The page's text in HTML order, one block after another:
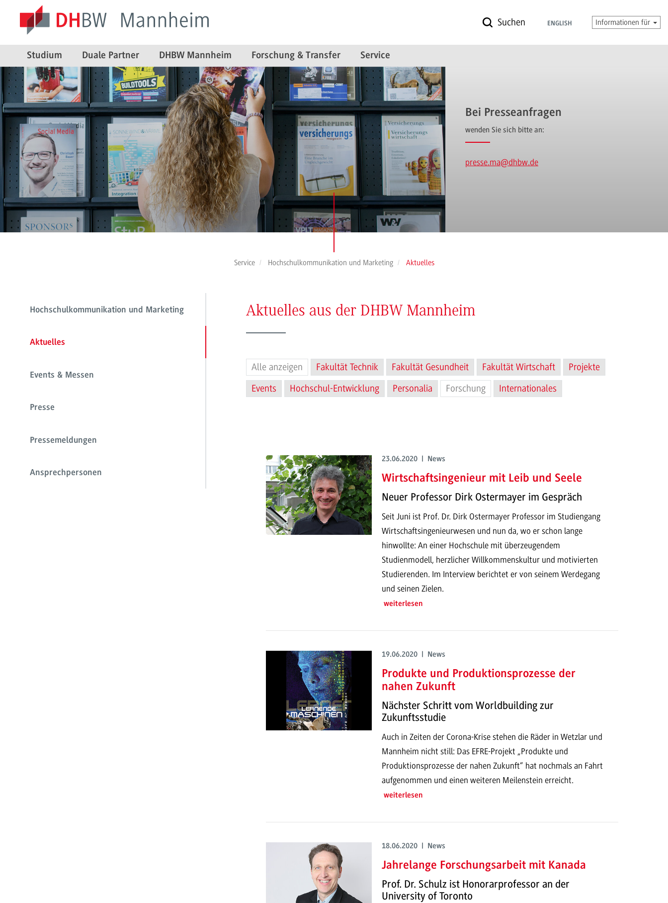
Suchen ENGLISH Informationen für
Studium Duale Partner DHBW Mannheim Forschung & Transfer Service
Bei Presseanfragen
wenden Sie sich bitte an:
presse.ma@dhbw.de
Service Hochschulkommunikation und Marketing Aktuelles
Hochschulkommunikation und Marketing
Aktuelles
Events & Messen
Presse
Pressemeldungen
Ansprechpersonen
Aktuelles aus der DHBW Mannheim
Alle anzeigen Fakultät Technik Fakultät Gesundheit Fakultät Wirtschaft
Projekte
Events
Hochschul-Entwicklung Personalia Forschung Internationales
23.06.2020 | News
Wirtschaftsingenieur mit Leib und Seele
Neuer Professor Dirk Ostermayer im Gespräch
Seit Juni ist Prof. Dr. Dirk Ostermayer Professor im Studiengang
Wirtschaftsingenieurwesen und nun da, wo er schon lange
hinwollte: An einer Hochschule mit überzeugendem
Studienmodell, herzlicher Willkommenskultur und motivierten
Studierenden. Im Interview berichtet er von seinem Werdegang
und seinen Zielen.
weiterlesen
19.06.2020 | News
Produkte und Produktionsprozesse der
nahen Zukunft
Nächster Schritt vom Worldbuilding zur
Zukunftsstudie
Auch in Zeiten der Corona-Krise stehen die Räder in Wetzlar und
Mannheim nicht still: Das EFRE-Projekt „Produkte und
Produktionsprozesse der nahen Zukunft“ hat nochmals an Fahrt
aufgenommen und einen weiteren Meilenstein erreicht.
weiterlesen
18.06.2020 | News
Jahrelange Forschungsarbeit mit Kanada
Prof. Dr. Schulz ist Honorarprofessor an der
University of Toronto